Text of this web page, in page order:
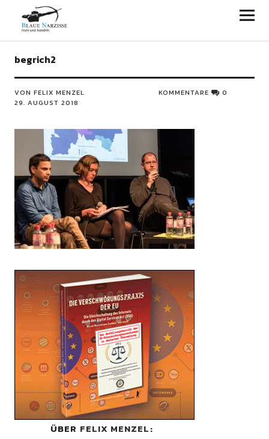
Blaue Narzisse
begrich2
VON FELIX MENZEL
29. AUGUST 2018
KOMMENTARE 0
ÜBER FELIX MENZEL